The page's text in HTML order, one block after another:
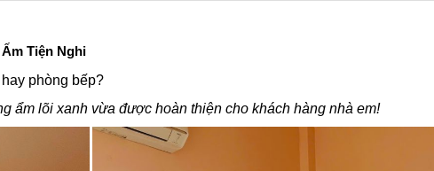
Tiện Nghi
phòng bếp?
ẩm lõi xanh vừa được hoàn thiện cho khách hàng nhà em!